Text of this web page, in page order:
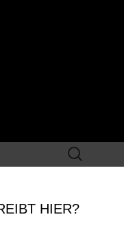
Suchen
nach:
HIER?